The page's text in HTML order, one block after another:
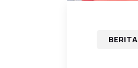
BERITA